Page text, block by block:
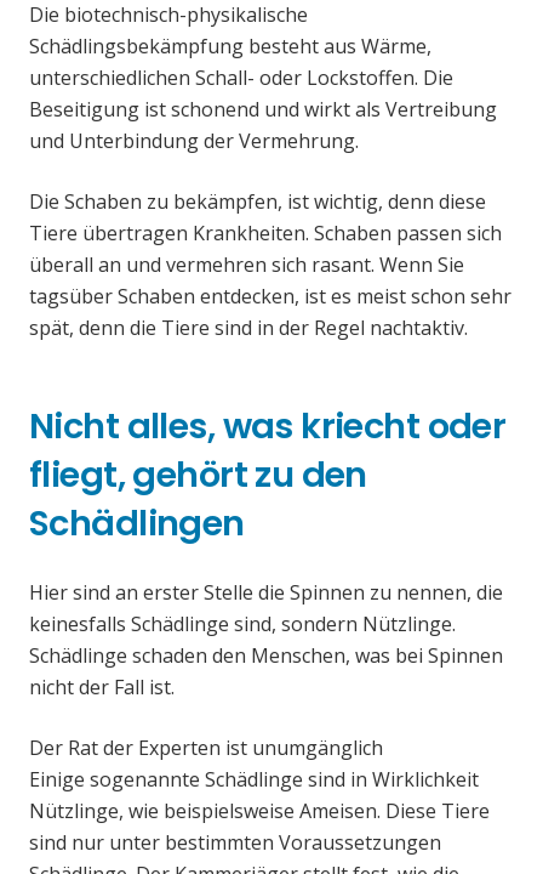
Die biotechnisch-physikalische
Schädlingsbekämpfung besteht aus Wärme,
unterschiedlichen Schall- oder Lockstoffen. Die
Beseitigung ist schonend und wirkt als Vertreibung
und Unterbindung der Vermehrung.
Die Schaben zu bekämpfen, ist wichtig, denn diese
Tiere übertragen Krankheiten. Schaben passen sich
überall an und vermehren sich rasant. Wenn Sie
tagsüber Schaben entdecken, ist es meist schon sehr
spät, denn die Tiere sind in der Regel nachtaktiv.
Nicht alles, was kriecht oder
fliegt, gehört zu den
Schädlingen
Hier sind an erster Stelle die Spinnen zu nennen, die
keinesfalls Schädlinge sind, sondern Nützlinge.
Schädlinge schaden den Menschen, was bei Spinnen
nicht der Fall ist.
Der Rat der Experten ist unumgänglich
Einige sogenannte Schädlinge sind in Wirklichkeit
Nützlinge, wie beispielsweise Ameisen. Diese Tiere
sind nur unter bestimmten Voraussetzungen